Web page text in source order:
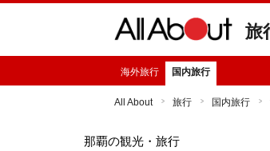
旅
海外旅行 国内旅行
All About 旅行 国内旅行
那覇の観光・旅行